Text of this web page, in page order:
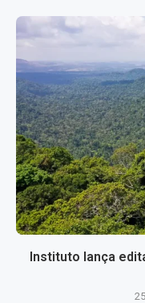
Instituto lança